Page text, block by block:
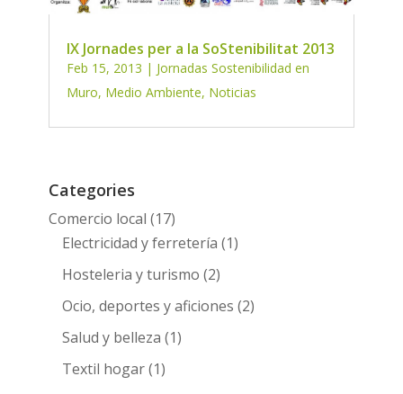
IX Jornades per a la SoStenibilitat 2013
Feb 15, 2013 | Jornadas Sostenibilidad en
Muro, Medio Ambiente, Noticias
Categories
Comercio local (17)
Electricidad y ferretería (1)
Hosteleria y turismo (2)
Ocio, deportes y aficiones (2)
Salud y belleza (1)
Textil hogar(1)